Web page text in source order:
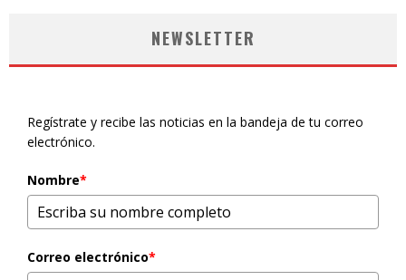
NEWSLETTER
Regístrate y recibe las noticias en la bandeja de tu correo
electrónico.
Nombre*
Correo electrónico*